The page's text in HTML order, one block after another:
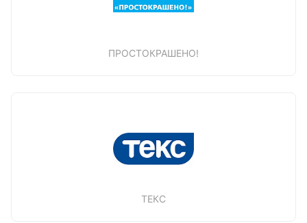
ПРОСТОКРАШЕНО!
ТЕКС